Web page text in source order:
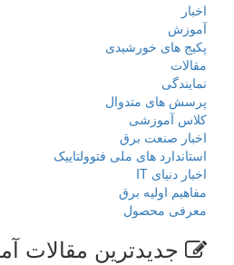
اخبار
آموزش
پکیج های خورشیدی
مقالات
نمایندگی
پرسش های متدوال
کلاس آموزشی
اخبار صنعت برق
استاندارد های ملی فتوولتاییک
اخبار دنیای IT
مفاهیم اولیه برق
معرفی محصول
جدیدترین مقالات